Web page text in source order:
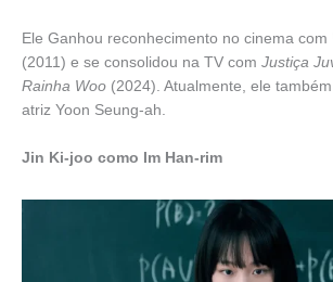
Ele Ganhou reconhecimento no cinema com
(2011) e se consolidou na TV com Justiça
Rainha Woo (2024). Atualmente, ele
atriz Yoon Seung-ah.
Jin Ki-joo como Im Han-rim